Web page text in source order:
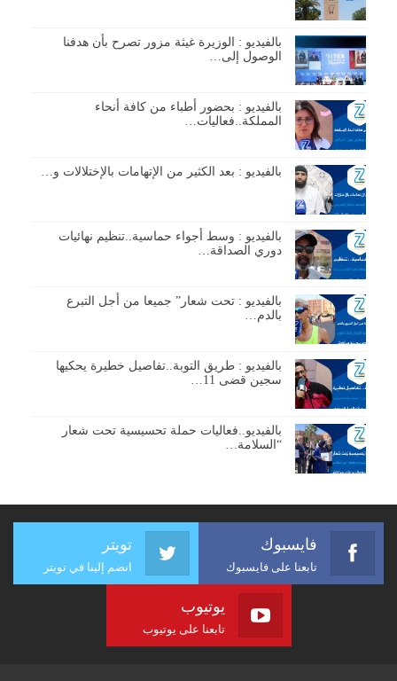
بالفيديو : الوزيرة غيثة مزور تصرح بأن هدفنا
الوصول إلى…
بالفيديو : بحضور أطباء من كافة أنحاء
المملكة..فعاليات…
بالفيديو : بعد الكثير من الإتهامات بالإختلالات و…
بالفيديو : وسط أجواء حماسية..تنظيم نهائيات
دوري الصداقة…
بالفيديو : تحت شعار” جميعا من أجل التبرع
بالدم…
بالفيديو : طريق التوبة..تفاصيل خطيرة يحكيها
سجين قضى 11…
بالفيديو..فعاليات حملة تحسيسية تحت شعار
“السلامة…
فايسبوك
تابعنا على فايسبوك
تويتر
انضم إلينا في تويتر
يوتيوب
تابعنا على يوتيوب